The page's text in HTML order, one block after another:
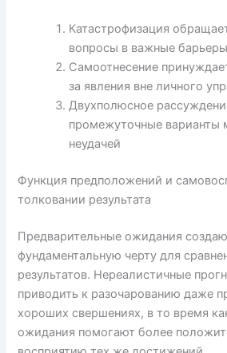
Катастрофизация
вопросы в важные барьеры
Самоотнесение
за явления вне личного
Двухполюсное
промежуточные варианты
неудачей
Функция предположений и
толковании результата
Предварительные ожидания
фундаментальную черту для
результатов. Нереалистичные
приводить к разочарованию даже
хороших свершениях, в то время
ожидания помогают более